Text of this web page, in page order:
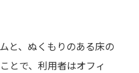
と、ぬくもりのある床の
とで、利用者はオフィ